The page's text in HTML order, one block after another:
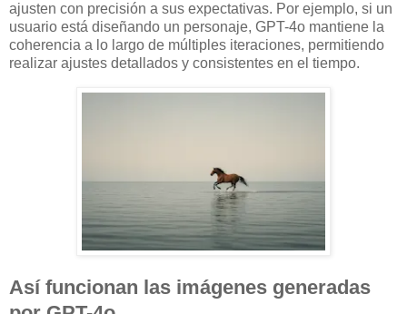
ajusten con precisión a sus expectativas. Por ejemplo, si un
usuario está diseñando un personaje, GPT-4o mantiene la
coherencia a lo largo de múltiples iteraciones, permitiendo
realizar ajustes detallados y consistentes en el tiempo.
Así funcionan las imágenes generadas